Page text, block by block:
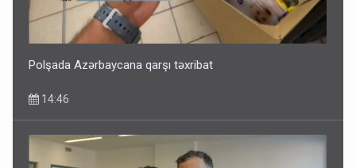
Polşada Azərbaycana qarşı təxribat
14:46